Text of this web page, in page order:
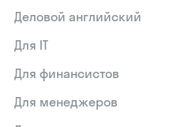
Деловой английский
Для IT
Для финансистов
Для менеджеров